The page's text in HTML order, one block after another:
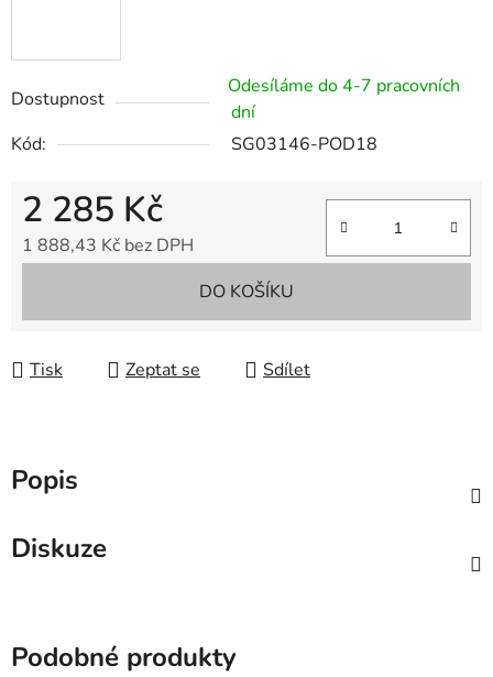
Dostupnost
Odesíláme do 4-7 pracovních
dní
Kód:
SG03146-POD18
2 285 Kč
1 888,43 Kč bez DPH
DO KOŠÍKU
Tisk Zeptat se Sdílet
Popis
Diskuze
Podobné produkty